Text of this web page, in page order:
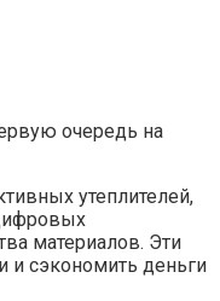
очередь на
утеплителей,
материалов. Эти
и сэкономить деньги